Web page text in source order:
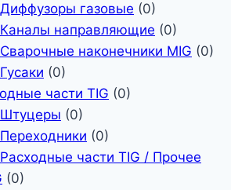
Диффузоры газовые (0)
Каналы направляющие (0)
Сварочные наконечники MIG (0)
Гусаки (0)
части TIG (0)
Штуцеры (0)
Переходники (0)
Расходные части TIG / Прочее
(0)